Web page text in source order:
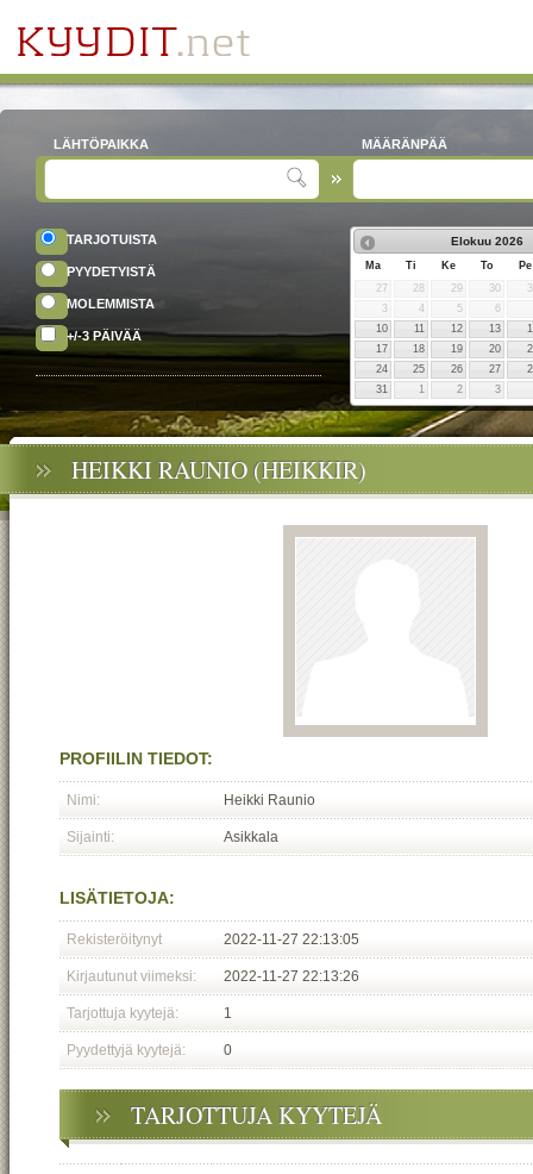
LÄHTÖPAIKKA MÄÄRÄNPÄÄ
TARJOTUISTA
PYYDETYISTÄ
MOLEMMISTA
+/-3 PÄIVÄÄ
Elokuu 2026
Ma Ti Ke To
Pe
27
28 29 30
3
4 5
6
10
11 12 13
17
18 19 20
24
25 26 27
31
1 2 3
HEIKKI RAUNIO (HEIKKIR)
PROFIILIN TIEDOT:
Nimi: Heikki Raunio
Sijainti: Asikkala
LISÄTIETOJA:
Rekisteröitynyt 2022-11-27 22:13:05
Kirjautunut viimeksi: 2022-11-27 22:13:26
Tarjottuja kyytejä: 1
Pyydettyjä kyytejä: 0
TARJOTTUJA KYYTEJÄ